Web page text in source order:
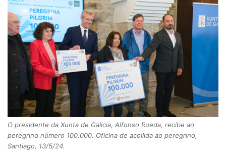
O presidente da Xunta de Galicia, Alfonso Rueda, recibe ao
peregrino número 100.000. Oficina de acollida ao peregrino,
Santiago, 13/5/24.